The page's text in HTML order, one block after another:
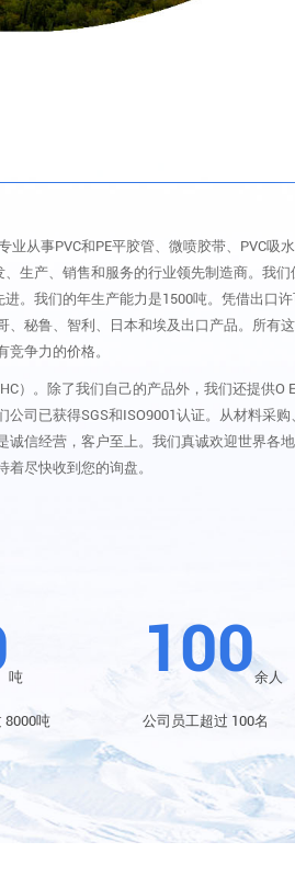
从事PVC和PE平胶管、微喷胶带、PVC吸
生产、销售和服务的行业领先制造商。我们
。我们的年生产能力是1500吨。凭借出口
秘鲁、智利、日本和埃及出口产品。所有这
争力的价格。
）。除了我们自己的产品外，我们还提供O
司已获得SGS和ISO9001认证。从材料采
信经营，客户至上。我们真诚欢迎世界各
尽快收到您的询盘。
吨
8000吨
100余人
公司员工超过 100名